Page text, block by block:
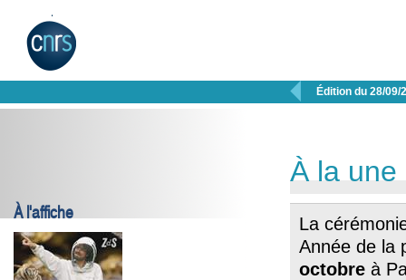
 Édition du 28/09/
À l'affiche
À la une
La
Année de la
octobre à